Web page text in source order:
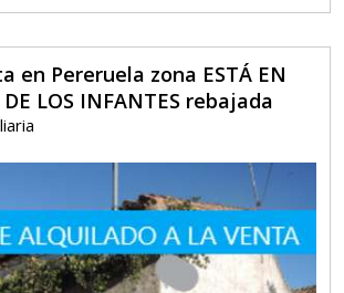
en Pereruela zona ESTÁ EN
LOS INFANTES rebajada